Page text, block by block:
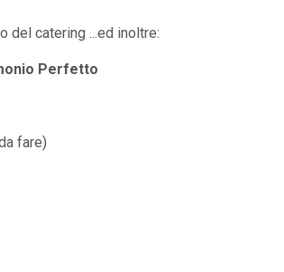
del catering ...ed inoltre:
Perfetto
fare)